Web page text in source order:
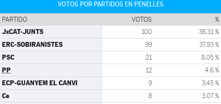
VOTOS POR PARTIDOS EN PENELLES
PARTIDO VOTOS %
JxCAT-JUNTS 100 38,31 %
ERC-SOBIRANISTES 99 37,93 %
PSC 21 8,05 %
PP 12 4,6 %
ECP-GUANYEM EL CANVI 9 3,45 %
Cs 8 3,07 %